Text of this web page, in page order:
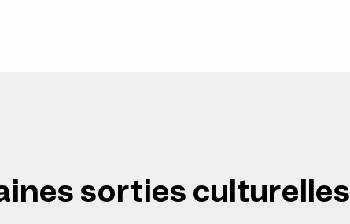
sorties culturelles